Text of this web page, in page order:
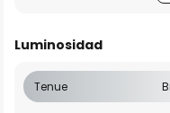
Luminosidad
Tenue